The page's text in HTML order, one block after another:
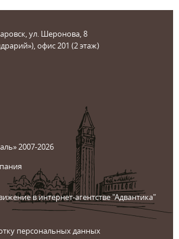
ул. Шеронова, 8
офис 201 (2 этаж)
2007-2026
в интернет-агентстве "Адвантика"
персональных данных